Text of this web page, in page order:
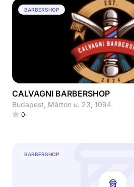
BARBERSHOP
CALVAGNI BARBERSHOP
Budapest, Márton u. 23, 1094
0
BARBERSHOP